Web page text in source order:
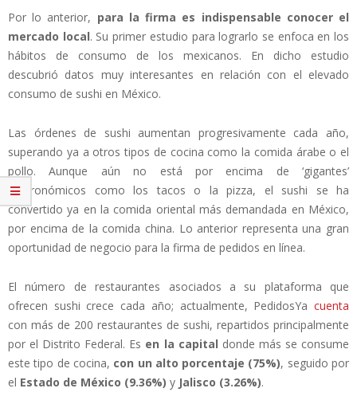
Por lo anterior, para la firma es indispensable conocer el
mercado local. Su primer estudio para lograrlo se enfoca en los
hábitos de consumo de los mexicanos. En dicho estudio
descubrió datos muy interesantes en relación con el elevado
consumo de sushi en México.
Las órdenes de sushi aumentan progresivamente cada año,
superando ya a otros tipos de cocina como la comida árabe o el
pollo. Aunque aún no está por encima de ‘gigantes’
gastronómicos como los tacos o la pizza, el sushi se ha
convertido ya en la comida oriental más demandada en México,
por encima de la comida china. Lo anterior representa una gran
oportunidad de negocio para la firma de pedidos en línea.
El número de restaurantes asociados a su plataforma que
ofrecen sushi crece cada año; actualmente, PedidosYa cuenta
con más de 200 restaurantes de sushi, repartidos principalmente
por el Distrito Federal. Es en la capital donde más se consume
este tipo de cocina, con un alto porcentaje (75%), seguido por
el Estado de México (9.36%) y Jalisco (3.26%).